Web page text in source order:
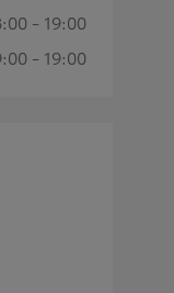
- 19:00
- 19:00